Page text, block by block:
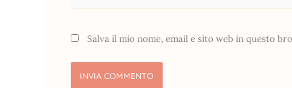
Salva il mio nome, email e sito web in questo